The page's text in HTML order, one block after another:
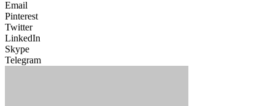
Email
Pinterest
Twitter
LinkedIn
Skype
Telegram